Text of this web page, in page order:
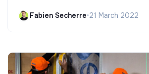
Fabien Secherre•21 March 2022